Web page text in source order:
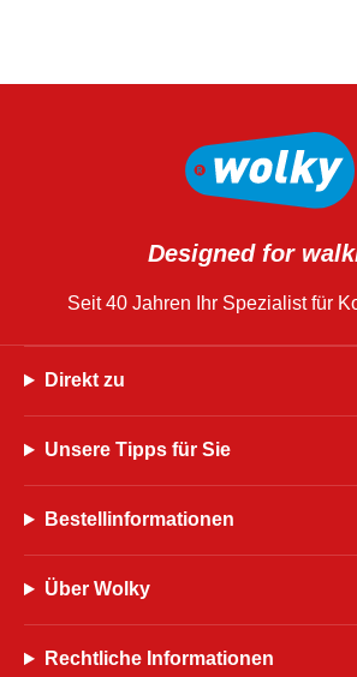
Designed for
Seit 40 Jahren Ihr Spezialist für
Direkt zu
Unsere Tipps für Sie
Bestellinformationen
Über Wolky
Rechtliche Informationen